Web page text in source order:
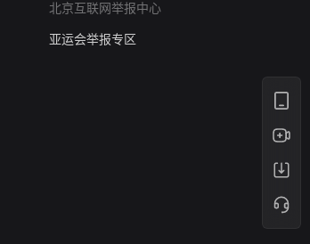
北京互联网举报中心
算法推荐专项举报
亚运会举报专区